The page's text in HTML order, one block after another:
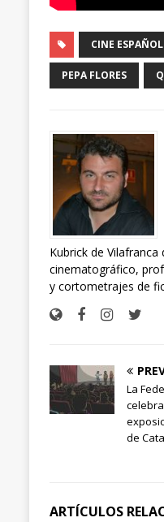
CINE ESPAÑOL
PEPA FLORES
Kubrick de
cinematográfico,
y cortometrajes de
La
de
ARTÍCULOS